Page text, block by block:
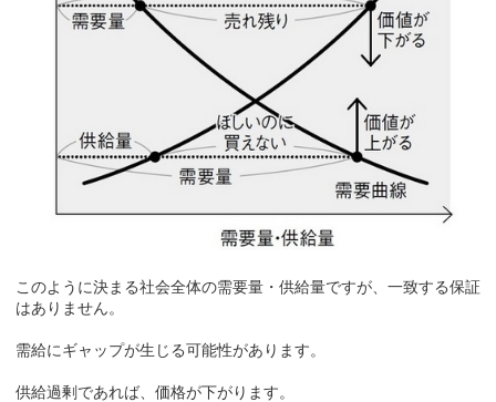
このように決まる社会全体の需要量・供給量ですが、一致する保証
はありません。
需給にギャップが生じる可能性があります。
供給過剰であれば、価格が下がります。